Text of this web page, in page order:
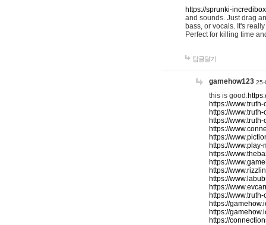
https://sprunki-
and sounds. Just drag
bass, or vocals. It's
Perfect for killing time
답글달기
gamehow123 25-
this is good.
https://
https://
https://
https://
https://
https://
https://
https://
https://
https://
https://
https://
https://
https://
https://